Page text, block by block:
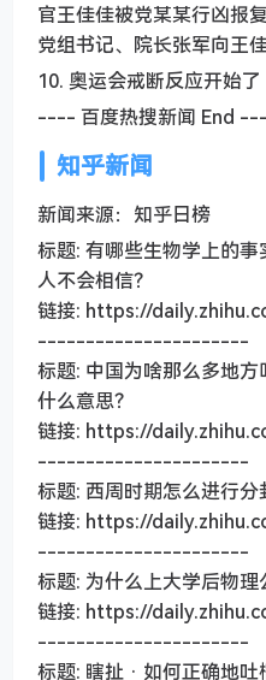
官王佳佳被党某某行凶报
党组书记、院长张军向王
10. 奥运会戒断反应开始了
---- 百度热搜新闻 End
知乎新闻
新闻来源：知乎日榜
标题: 有哪些生物学上的
人不会相信？
链接: https://
----------------------
标题: 中国为啥那么多地
什么意思？
链接: https://
----------------------
标题: 西周时期怎么进行分
链接: https://
----------------------
标题: 为什么上大学后物理
链接: https://
----------------------
标题: 瞎扯 · 如何正确地吐